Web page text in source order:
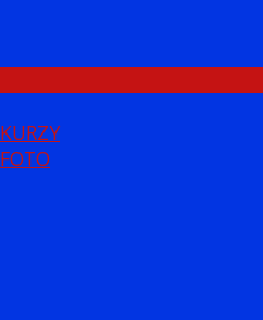
KURZY
FOTO